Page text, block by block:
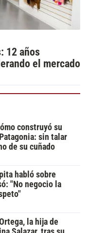
12 años
el mercado
construyó su
sin talar
de su cuñado
habló sobre
"No negocio la
la hija de